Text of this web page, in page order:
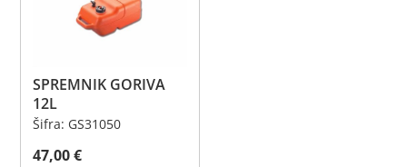
SPREMNIK GORIVA
12L
Šifra: GS31050
47,00€